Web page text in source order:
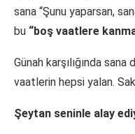
sana “Şunu yaparsan,
bu “boş vaatlere
Günah karşılığında
vaatlerin hepsi yalan.
Şeytan seninle alay